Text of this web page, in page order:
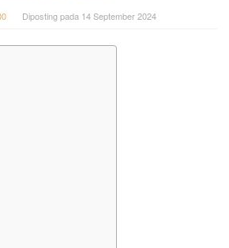
Diposting pada 14 September 2024